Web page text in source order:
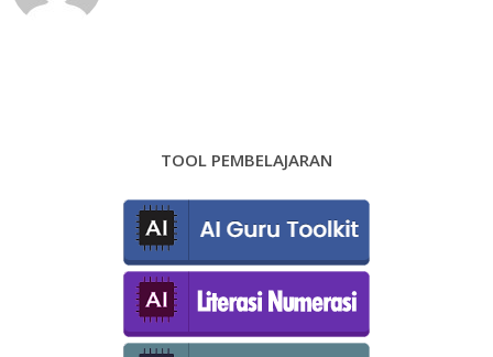
TOOL PEMBELAJARAN